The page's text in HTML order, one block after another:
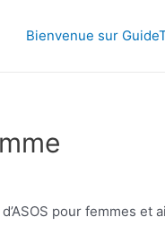
Bienvenue sur
pour femmes